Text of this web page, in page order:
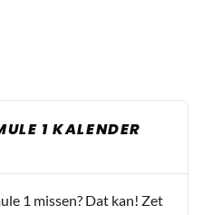
1 KALENDER
1 missen? Dat kan! Zet